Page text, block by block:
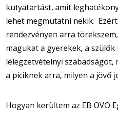
kutyatartást, amit
lehet megmutatni nekik. Ezért
rendezvényen arra
magukat a gyerekek, a szülők
lélegzetvételnyi
a piciknek arra, milyen a jövő
Hogyan kerültem az EB OVO